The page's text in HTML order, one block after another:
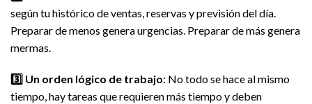
según tu histórico de ventas, reservas y previsión del día.
Preparar de menos genera urgencias. Preparar de más genera
mermas.
3️⃣ Un orden lógico de trabajo: No todo se hace al mismo
tiempo, hay tareas que requieren más tiempo y deben